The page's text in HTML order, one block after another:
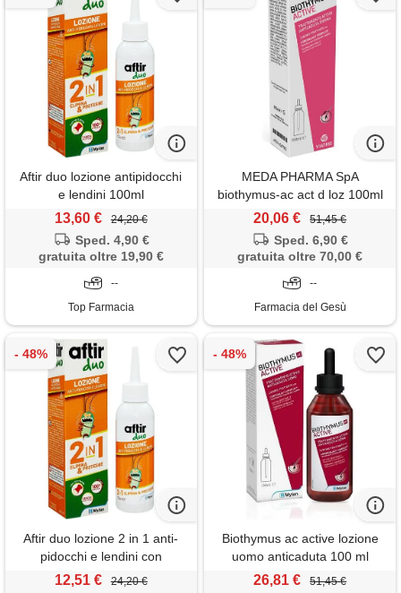
Aftir duo lozione antipidocchi
e lendini 100ml
13,60 € 24,20 €
Sped. 4,90 €
gratuita oltre 19,90 €
--
Top Farmacia
MEDA PHARMA SpA
biothymus-ac act d loz 100ml
-ultimi arrivi-prodotto italiano-
offertissima-ultimi pezzi-
20,06 € 51,45 €
Sped. 6,90 €
gratuita oltre 70,00 €
--
Farmacia del Gesù
Aftir duo lozione 2 in 1 anti-
pidocchi e lendini con
pettinino, 100ml - aftir -
12,51 € 24,20 €
Biothymus ac active lozione
uomo anticaduta 100 ml
26,81 € 51,45 €